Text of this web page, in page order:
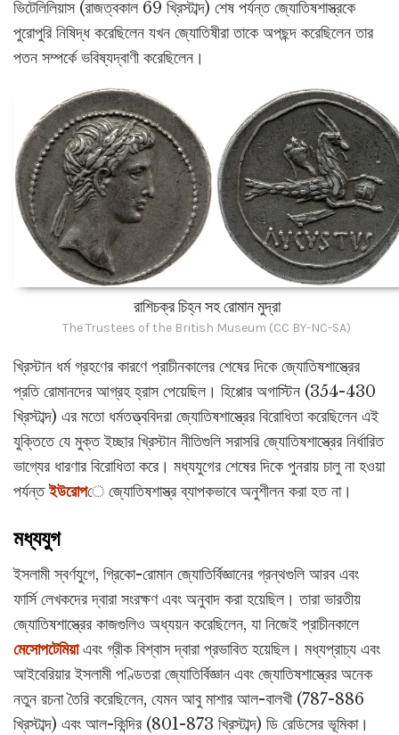
ভিটেলিলিয়াস (রাজত্বকাল 69 খ্রিস্টাব্দ) শেষ পর্যন্ত জ্যোতিষশাস্ত্রকে
পুরোপুরি নিষিদ্ধ করেছিলেন যখন জ্যোতিষীরা তাকে অপছন্দ করেছিলেন তার
পতন সম্পর্কে ভবিষ্যদ্বাণী করেছিলেন।
রাশিচক্র চিহ্ন সহ রোমান মুদ্রা
The Trustees of the British Museum (CC BY-NC-SA)
খ্রিস্টান ধর্ম গ্রহণের কারণে প্রাচীনকালের শেষের দিকে জ্যোতিষশাস্ত্রের
প্রতি রোমানদের আগ্রহ হ্রাস পেয়েছিল। হিপ্পোর অগাস্টিন (354-430
খ্রিস্টাব্দ) এর মতো ধর্মতত্ত্ববিদরা জ্যোতিষশাস্ত্রের বিরোধিতা করেছিলেন এই
যুক্তিতে যে মুক্ত ইচ্ছার খ্রিস্টান নীতিগুলি সরাসরি জ্যোতিষশাস্ত্রের নির্ধারিত
ভাগ্যের ধারণার বিরোধিতা করে। মধ্যযুগের শেষের দিকে পুনরায় চালু না হওয়া
পর্যন্তইউরোপে জ্যোতিষশাস্ত্র ব্যাপকভাবে অনুশীলন করা হত না।
মধ্যযুগ
ইসলামী স্বর্ণযুগে, গ্রিকো-রোমান জ্যোতির্বিজ্ঞানের গ্রন্থগুলি আরব এবং
ফার্সি লেখকদের দ্বারা সংরক্ষণ এবং অনুবাদ করা হয়েছিল। তারা ভারতীয়
জ্যোতিষশাস্ত্রের কাজগুলিও অধ্যয়ন করেছিলেন, যা নিজেই প্রাচীনকালে
মেসোপটেমিয়াএবং গ্রীক বিশ্বাস দ্বারা প্রভাবিত হয়েছিল। মধ্যপ্রাচ্য এবং
আইবেরিয়ার ইসলামী পণ্ডিতরা জ্যোতির্বিজ্ঞান এবং জ্যোতিষশাস্ত্রের অনেক
নতুন রচনা তৈরি করেছিলেন, যেমন আবু মাশার আল-বালখী (787-886
খ্রিস্টাব্দ) এবং আল-কিন্দির (801-873 খ্রিস্টাব্দ) ডি রেডিসের ভূমিকা।